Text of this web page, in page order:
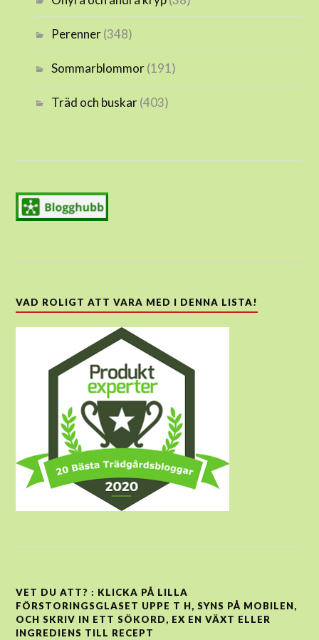
Perenner(348)
Sommarblommor(191)
Träd och buskar(403)
VAD ROLIGT ATT VARA MED I DENNA LISTA!
VET DU ATT? : KLICKA PÅ LILLA
FÖRSTORINGSGLASET UPPE T H, SYNS PÅ MOBILEN,
OCH SKRIV IN ETT SÖKORD, EX EN VÄXT ELLER
INGREDIENS TILL RECEPT